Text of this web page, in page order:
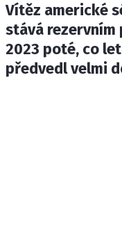
Vítěz americké
stává rezervním
2023 poté, co
předvedl velmi